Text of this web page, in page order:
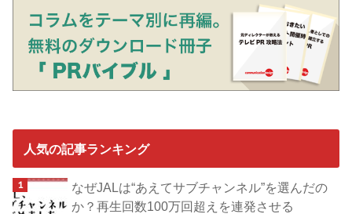
人気の記事ランキング
なぜJALは“あえてサブチャンネル”を選んだの
か？再生回数100万回超えを連発させる